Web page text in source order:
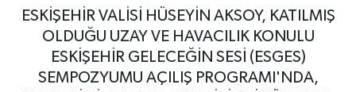
ESKİŞEHİR VALİSİ HÜSEYİN AKSOY, KATILMIŞ
OLDUĞU UZAY VE HAVACILIK KONULU
ESKİŞEHİR GELECEĞİN SESİ (ESGES)
SEMPOZYUMU AÇILIŞ PROGRAMI'NDA,